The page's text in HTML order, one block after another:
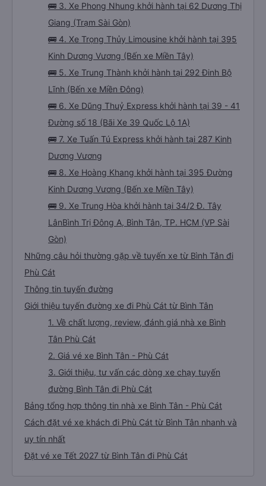
🚌 3. Xe Phong Nhung khởi hành tại 62 Dương Thị
Giang (Trạm Sài Gòn)
🚌 4. Xe Trọng Thủy Limousine khởi hành tại 395
Kinh Dương Vương (Bến xe Miền Tây)
🚌 5. Xe Trung Thành khởi hành tại 292 Đinh Bộ
Lĩnh (Bến xe Miền Đông)
🚌 6. Xe Dũng Thuỷ Express khởi hành tại 39 - 41
Đường số 18 (Bãi Xe 39 Quốc Lộ 1A)
🚌 7. Xe Tuấn Tú Express khởi hành tại 287 Kinh
Dương Vương
🚌 8. Xe Hoàng Khang khởi hành tại 395 Đường
Kinh Dương Vương (Bến xe Miền Tây)
🚌 9. Xe Trung Hòa khởi hành tại 34/2 Đ. Tây
LânBình Trị Đông A, Bình Tân, TP. HCM (VP Sài
Gòn)
Những câu hỏi thường gặp về tuyến xe từ Bình Tân đi
Phù Cát
Thông tin tuyến đường
Giới thiệu tuyến đường xe đi Phù Cát từ Bình Tân
1. Về chất lượng, review, đánh giá nhà xe Bình
Tân Phù Cát
2. Giá vé xe Bình Tân - Phù Cát
3. Giới thiệu, tư vấn các dòng xe chạy tuyến
đường Bình Tân đi Phù Cát
Bảng tổng hợp thông tin nhà xe Bình Tân - Phù Cát
Cách đặt vé xe khách đi Phù Cát từ Bình Tân nhanh và
uy tín nhất
Đặt vé xe Tết 2027 từ Bình Tân đi Phù Cát